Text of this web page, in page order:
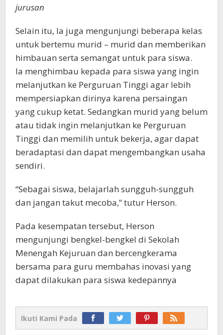
jurusan
Selain itu, Ia juga mengunjungi beberapa kelas
untuk bertemu murid – murid dan memberikan
himbauan serta semangat untuk para siswa.
Ia menghimbau kepada para siswa yang ingin
melanjutkan ke Perguruan Tinggi agar lebih
mempersiapkan dirinya karena persaingan
yang cukup ketat. Sedangkan murid yang belum
atau tidak ingin melanjutkan ke Perguruan
Tinggi dan memilih untuk bekerja, agar dapat
beradaptasi dan dapat mengembangkan usaha
sendiri.
“Sebagai siswa, belajarlah sungguh-sungguh
dan jangan takut mecoba,” tutur Herson.
Pada kesempatan tersebut, Herson
mengunjungi bengkel-bengkel di Sekolah
Menengah Kejuruan dan bercengkerama
bersama para guru membahas inovasi yang
dapat dilakukan para siswa kedepannya
Ikuti Kami Pada